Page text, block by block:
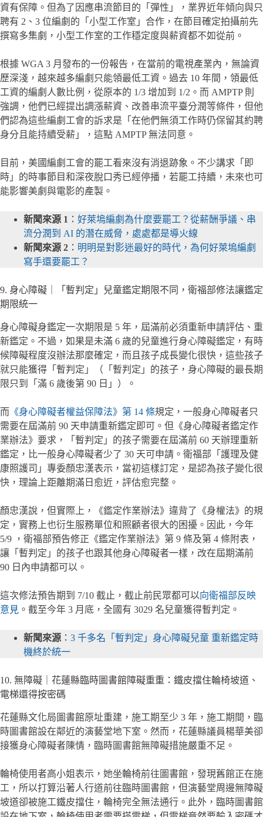
資有保障。但為了因應串流節目的「彈性」，業界近年傾向與只
聘有 2、3 位編劇的「小型工作室」合作，在節目確定拍攝前先
撰寫多集劇，小型工作室的工作穩定度與薪資都不如從前。
根據 WGA 3 月發布的一份報告，在當前的電視產業內，無論資
歷深淺，越來越多編劇只能領最低工資。過去 10 年間，領最低
工資的編劇人數比例，從原本的 1/3 增加到 1/2。而 AMPTP 則
強調，他們已經提出調漲薪資、改善串流平臺分潤等條件，但他
們認為這些編劇工會的訴求是「在他們無須工作時仍保留其約聘
身分且能持續受薪」，這點 AMPTP 無法同意。
目前，美國編劇工會的罷工看來沒有消退跡象。不少講求「即
時」的時事節目和深夜脫口秀已經停播，若罷工持續，未來也可
能影響美劇與電影的產製。
新聞來源 1 ： 好萊塢編劇為什麼要罷工？從薪酬爭議、串
流分潤到 AI 的潛在威脅，處處都是導火線
新聞來源 2 ： 明明是對影迷最好的時代，為何好萊塢編劇
寫手還要罷工？
9. 身心障礙｜「暫判定」兒童鑑定期限不同，衛福部修法讓鑑定
期限統一
身心障礙身鑑定一次期限是 5 年，屆滿前必須重新申請評估、重
新鑑定。不過，如果是未滿 6 歲的兒童進行身心障礙鑑定，有時
候障礙程度沒辦法那麼確定，而且孩子成長變化很快，這些孩子
就只能獲得「暫判定」（「暫判定」的孩子，身心障礙的最長期
限只到「滿 6 歲後第 90 日」）。
而 《身心障礙者權益保障法》第 14 條規定，一般身心障礙者只
需要在屆滿前 90 天申請重新鑑定即可。但《身心障礙者鑑定作
業辦法》要求，「暫判定」的孩子需要在屆滿前 60 天辦理重新
鑑定，比一般身心障礙者少了 30 天可申請。衛福部「護理及健
康照護司」專委顏忠漢表示，當初這樣訂定，是認為孩子變化很
快，理論上距離期滿日愈近，評估愈完整。
顏忠漢說，但實際上，《鑑定作業辦法》違背了《身權法》的規
定，實務上也衍生服務單位和照顧者很大的困擾。因此，今年
5/9 ，衛福部預告修正《鑑定作業辦法》第 9 條及第 4 條附表，
讓「暫判定」的孩子也跟其他身心障礙者一樣，改在屆期滿前
90 日內申請都可以。
這次修法預告期到 7/10 截止，截止前民眾都可以向衛福部反映
意見 。截至今年 3 月底，全國有 3029 名兒童獲得暫判定。
新聞來源 ： 3 千多名「暫判定」身心障礙兒童 重新鑑定時
機終於統一
10. 無障礙｜花蓮縣臨時圖書館障礙重重：鐵皮擋住輪椅坡道、
電梯還得按密碼
花蓮縣文化局圖書館原址重建，施工期至少 3 年，施工期間，臨
時圖書館設在鄰近的演藝堂地下室。然而，花蓮縣議員楊華美卻
接獲身心障礙者陳情，臨時圖書館無障礙措施嚴重不足。
輪椅使用者高小姐表示，她坐輪椅前往圖書館，發現舊館正在施
工，所以打算沿著人行道前往臨時圖書館，但演藝堂周邊無障礙
坡道卻被施工鐵皮擋住，輪椅完全無法通行。此外，臨時圖書館